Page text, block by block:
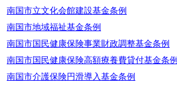
南国市立文化会館建設基金条例
南国市地域福祉基金条例
南国市国民健康保険事業財政調整基金条例
南国市国民健康保険高額療養費貸付基金条例
南国市介護保険円滑導入基金条例